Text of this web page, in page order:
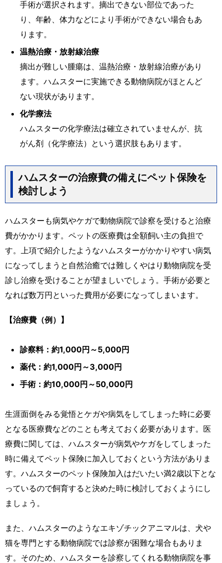
手術が選択されます。摘出できない部位であった
り、年齢、体力などにより手術ができない場合もあ
ります。
温熱治療・放射線治療
摘出が難しい腫瘍は、温熱治療・放射線治療があり
ます。ハムスターに実施できる動物病院がほとんど
ない現状があります。
化学療法
ハムスターの化学療法は確立されていませんが、抗
がん剤（化学療法）という選択肢もあります。
ハムスターの治療費の備えにペット保険を
検討しよう
ハムスターも病気やケガで動物病院で診察を受けると治療
費がかかります。ペットの医療費は全額飼い主の負担で
す。上項で紹介したようなハムスターがかかりやすい病気
になってしまうと自然治癒では難しくやはり動物病院を受
診し治療を受けることが望ましいでしょう。手術が必要と
なれば数万円といった費用が必要になってしまいます。
【治療費（例）】
診察料：約1,000円～5,000円
薬代：約1,000円～3,000円
手術：約10,000円～50,000円
生涯面倒をみる覚悟とケガや病気をしてしまった時に必要
となる医療費などのことも考えておく必要があります。医
療費に関しては、ハムスターが病気やケガをしてしまった
時に備えてペット保険に加入しておくという方法がありま
す。ハムスターのペット保険加入はだいたい満2歳以下とな
っているので飼育すると決めた時に検討しておくようにし
ましょう。
また、ハムスターのようなエキゾチックアニマルは、犬や
猫を専門とする動物病院では診察が困難な場合もありま
す。そのため、ハムスターを診察してくれる動物病院を事